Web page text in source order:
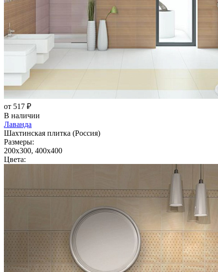
от 517 ₽
В наличии
Лаванда
Шахтинская плитка (Россия)
Размеры:
200x300, 400x400
Цвета: